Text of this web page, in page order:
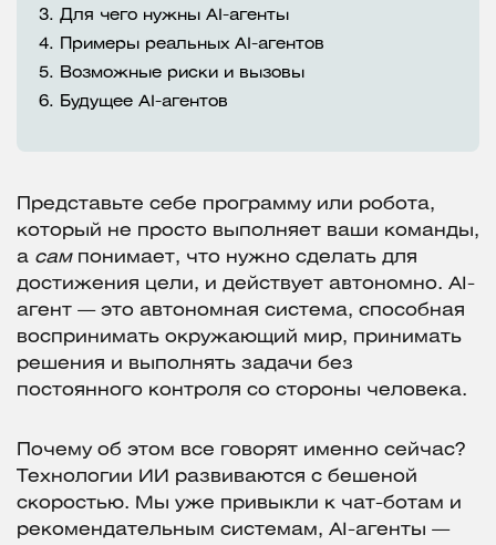
3. Для чего нужны AI-агенты
4.
Примеры реальных AI-агентов
5.
Возможные риски и вызовы
6.
Будущее AI-агентов
Представьте себе программу или робота,
который не просто выполняет ваши команды,
а сампонимает, что нужно сделать для
достижения цели, и действует автономно. AI-
агент — это автономная система, способная
воспринимать окружающий мир, принимать
решения и выполнять задачи без
постоянного контроля со стороны человека.
Почему об этом все говорят именно сейчас?
Технологии ИИ развиваются с бешеной
скоростью. Мы уже привыкли к чат-ботам и
рекомендательным системам, AI-агенты —